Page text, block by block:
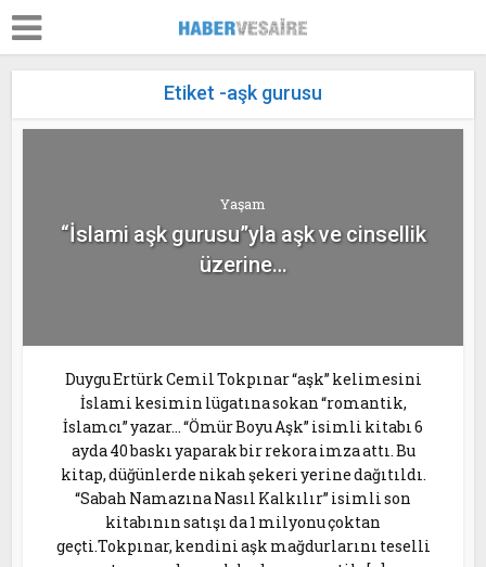
Etiket -aşk gurusu
Yaşam
“İslami aşk gurusu”yla aşk ve cinsellik
üzerine…
Duygu Ertürk Cemil Tokpınar “aşk” kelimesini
İslami kesimin lügatına sokan “romantik,
İslamcı” yazar… “Ömür Boyu Aşk” isimli kitabı 6
ayda 40 baskı yaparak bir rekora imza attı. Bu
kitap, düğünlerde nikah şekeri yerine dağıtıldı.
“Sabah Namazına Nasıl Kalkılır” isimli son
kitabının satışı da 1 milyonu çoktan
geçti.Tokpınar, kendini aşk mağdurlarını teselli